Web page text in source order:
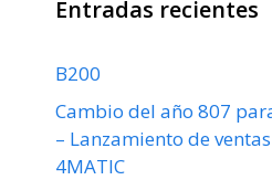
Entradas recientes
B200
Cambio del año 807
– Lanzamiento de
4MATIC